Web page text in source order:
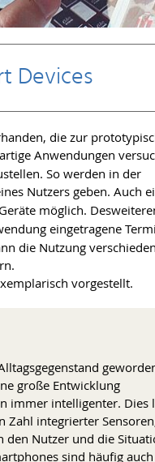
Devices
die zur
Anwendungen
So werden in der
Nutzers geben. Auch
möglich.
eingetragene
die Nutzung
vorgestellt.
große Entwicklung
immer intelligenter. Dies
Zahl integrierter
den Nutzer und die
sind häufig auch